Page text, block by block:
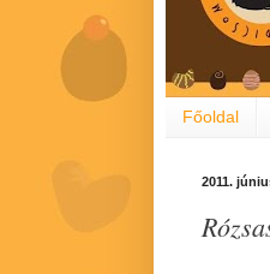
Főoldal
2011.